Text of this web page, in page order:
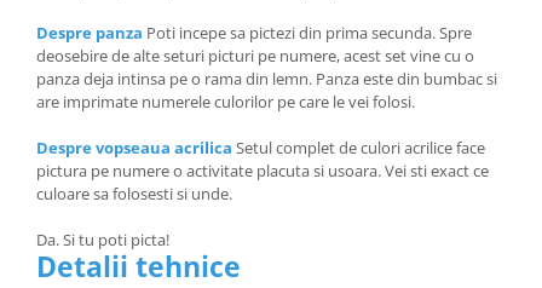
Despre panza Poti incepe sa pictezi din prima secunda. Spre
deosebire de alte seturi picturi pe numere, acest set vine cu o
panza deja intinsa pe o rama din lemn. Panza este din bumbac si
are imprimate numerele culorilor pe care le vei folosi.
Despre vopseaua acrilica Setul complet de culori acrilice face
pictura pe numere o activitate placuta si usoara. Vei sti exact ce
culoare sa folosesti si unde.
Da. Si tu poti picta!
Detalii tehnice